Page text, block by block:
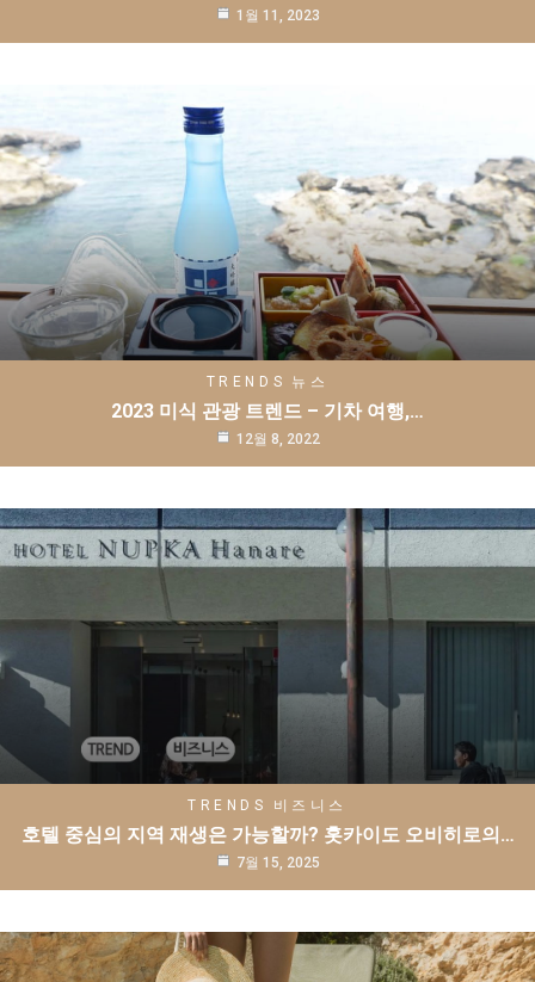
1월 11, 2023
TRENDS 뉴스
2023 미식 관광 트렌드 – 기차 여행,…
12월 8, 2022
TRENDS 비즈니스
호텔 중심의 지역 재생은 가능할까? 홋카이도 오비히로의…
7월 15, 2025